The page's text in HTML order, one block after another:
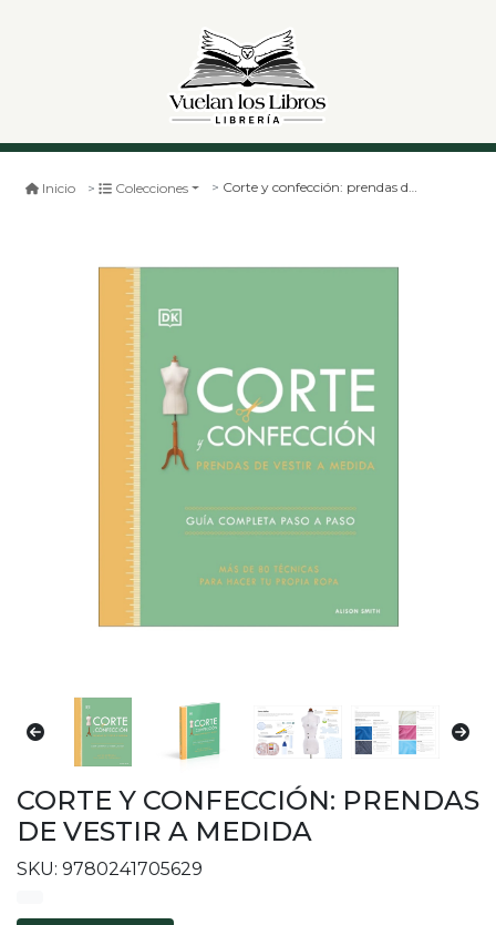
Inicio Colecciones Corte y confección: prendas de vestir a medida
CORTE Y CONFECCIÓN: PRENDAS
DE VESTIR A MEDIDA
SKU: 9780241705629